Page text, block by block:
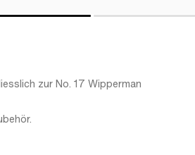
zur No. 17 Wipperman